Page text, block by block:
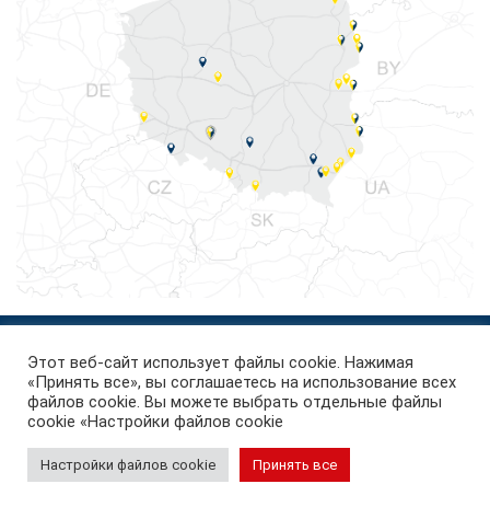
вернуться наверх
PKS International Cargo S.A.
© Все права защищены 2026
Этот веб-сайт использует файлы cookie. Нажимая
«Принять все», вы соглашаетесь на использование всех
файлов cookie. Вы можете выбрать отдельные файлы
cookie «Настройки файлов cookie
Настройки файлов cookie Принять все